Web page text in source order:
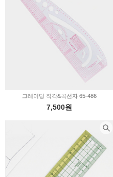
그레이딩 직각&곡선자 65-486
7,500원